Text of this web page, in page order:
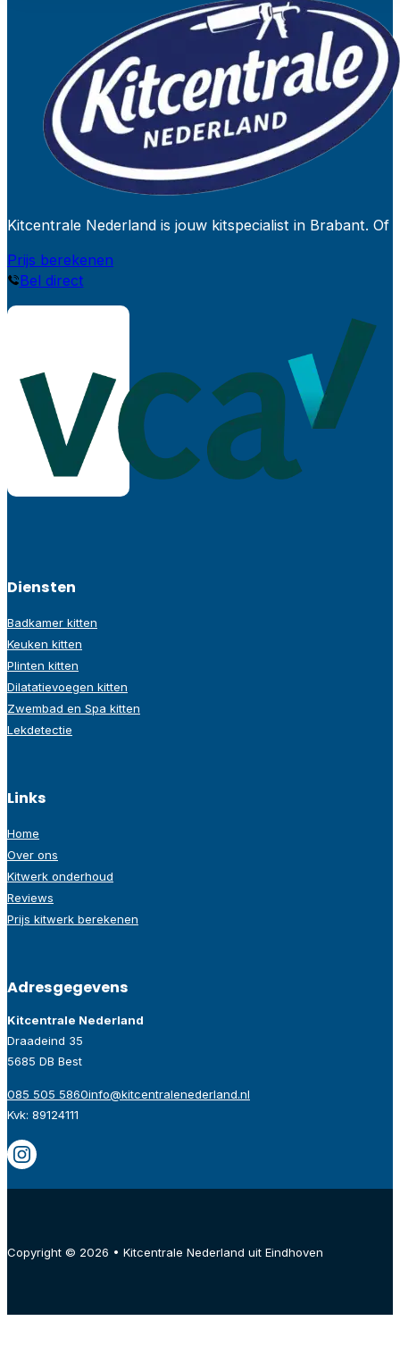
Kitcentrale Nederland is jouw kitspecialist in Brabant.
Prijs berekenen
Bel direct
Diensten
Badkamer kitten
Keuken kitten
Plinten kitten
Dilatatievoegen kitten
Zwembad en Spa kitten
Lekdetectie
Links
Home
Over ons
Kitwerk onderhoud
Reviews
Prijs kitwerk berekenen
Adresgegevens
Kitcentrale Nederland
Draadeind 35
5685 DB Best
085 505 5860info@kitcentralenederland.nl
Kvk: 89124111
Copyright © 2026 • Kitcentrale Nederland uit Eindhoven